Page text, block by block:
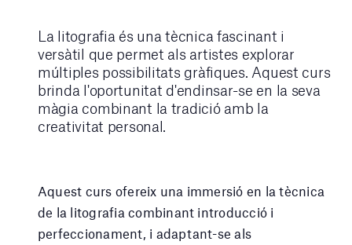
La litografia és una tècnica fascinant i
versàtil que permet als artistes explorar
múltiples possibilitats gràfiques. Aquest curs
brinda l'oportunitat d'endinsar-se en la seva
màgia combinant la tradició amb la
creativitat personal.
Aquest curs ofereix una immersió en la tècnica
de la litografia combinant introducció i
perfeccionament, i adaptant-se als